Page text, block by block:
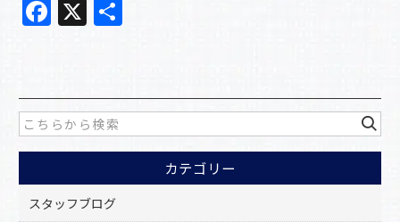
F
e
b
o
o
k
X
カテゴリー
スタッフブログ